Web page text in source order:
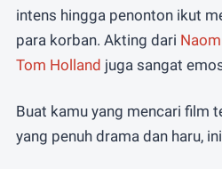
intens hingga penonton ikut
para korban. Akting dari
Tom Holland juga sangat
Buat kamu yang mencari film
yang penuh drama dan haru,